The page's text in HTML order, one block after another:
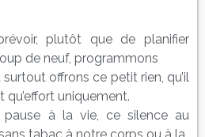
plutôt que de planifier
de neuf, programmons
offrons ce petit rien, qu’il
uniquement.
à la vie, ce silence au